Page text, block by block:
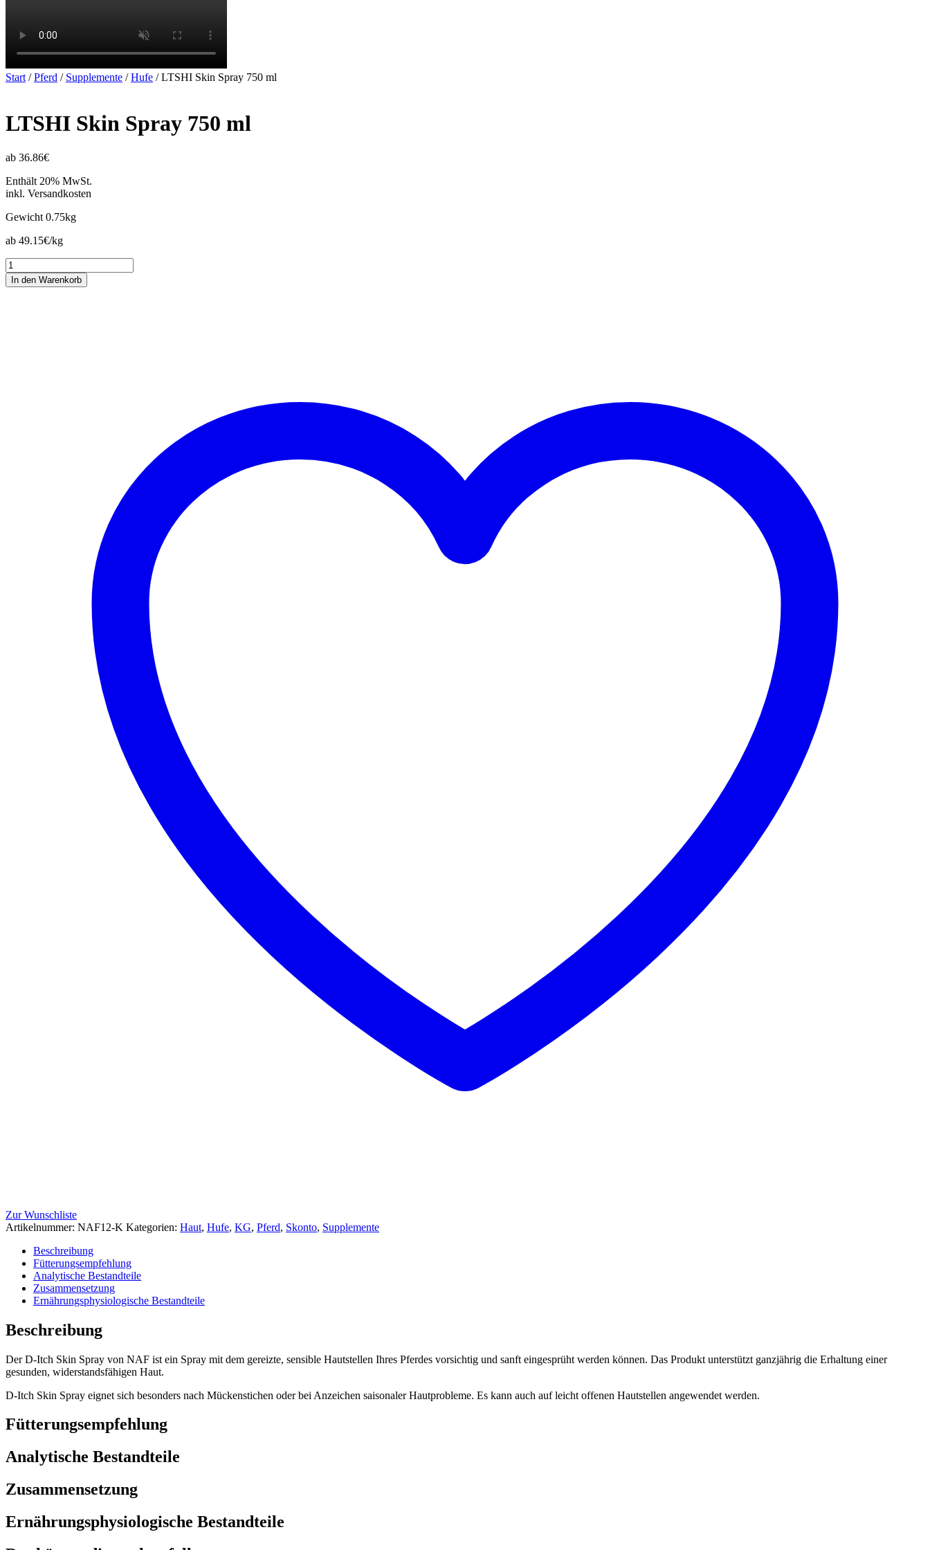
Start /Pferd / Supplemente /Hufe / LTSHI Skin Spray 750 ml
LTSHI Skin Spray 750 ml
ab 36.86€
Enthält 20% MwSt.
inkl. Versandkosten
Gewicht 0.75kg
ab 49.15€/kg
LTSHI
Skin
Spray
In den Warenkorb
Zur Wunschliste
Artikelnummer: NAF12-K Kategorien: Haut, Hufe, KG, Pferd, Skonto, Supplemente
Beschreibung
Fütterungsempfehlung
Analytische Bestandteile
Zusammensetzung
Ernährungsphysiologische Bestandteile
Beschreibung
Der D-Itch Skin Spray von NAF ist ein Spray mit dem gereizte, sensible Hautstellen Ihres Pferdes vorsichtig und sanft eingesprüht werden können. Das Produkt unterstützt ganzjährig die Erhaltung einer
gesunden, widerstandsfähigen Haut.
D-Itch Skin Spray eignet sich besonders nach Mückenstichen oder bei Anzeichen saisonaler Hautprobleme. Es kann auch auf leicht offenen Hautstellen angewendet werden.
Fütterungsempfehlung
Analytische Bestandteile
Zusammensetzung
Ernährungsphysiologische Bestandteile